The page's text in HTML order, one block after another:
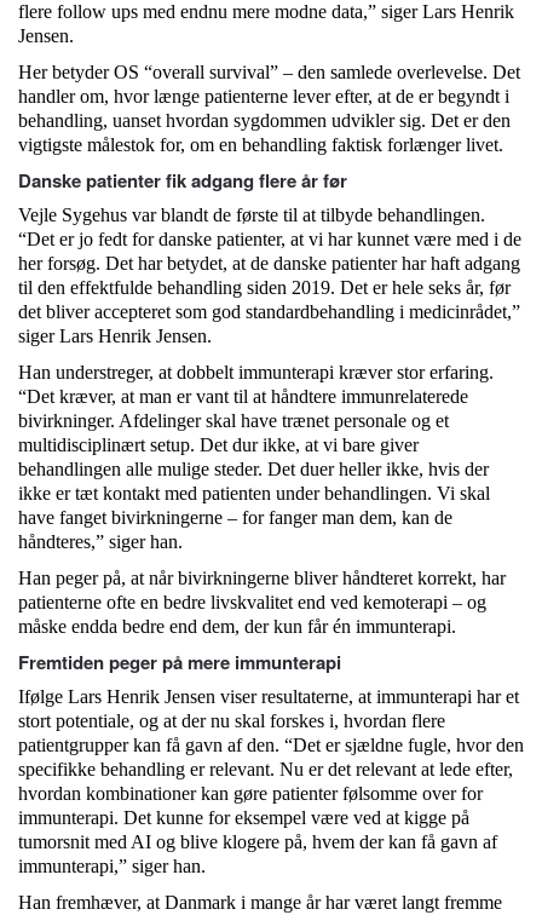
flere follow ups med endnu mere modne data,” siger Lars Henrik
Jensen.
Her betyder OS “overall survival” – den samlede overlevelse. Det
handler om, hvor længe patienterne lever efter, at de er begyndt i
behandling, uanset hvordan sygdommen udvikler sig. Det er den
vigtigste målestok for, om en behandling faktisk forlænger livet.
Danske patienter fik adgang flere år før
Vejle Sygehus var blandt de første til at tilbyde behandlingen.
“Det er jo fedt for danske patienter, at vi har kunnet være med i de
her forsøg. Det har betydet, at de danske patienter har haft adgang
til den effektfulde behandling siden 2019. Det er hele seks år, før
det bliver accepteret som god standardbehandling i medicinrådet,”
siger Lars Henrik Jensen.
Han understreger, at dobbelt immunterapi kræver stor erfaring.
“Det kræver, at man er vant til at håndtere immunrelaterede
bivirkninger. Afdelinger skal have trænet personale og et
multidisciplinært setup. Det dur ikke, at vi bare giver
behandlingen alle mulige steder. Det duer heller ikke, hvis der
ikke er tæt kontakt med patienten under behandlingen. Vi skal
have fanget bivirkningerne – for fanger man dem, kan de
håndteres,” siger han.
Han peger på, at når bivirkningerne bliver håndteret korrekt, har
patienterne ofte en bedre livskvalitet end ved kemoterapi – og
måske endda bedre end dem, der kun får én immunterapi.
Fremtiden peger på mere immunterapi
Ifølge Lars Henrik Jensen viser resultaterne, at immunterapi har et
stort potentiale, og at der nu skal forskes i, hvordan flere
patientgrupper kan få gavn af den. “Det er sjældne fugle, hvor den
specifikke behandling er relevant. Nu er det relevant at lede efter,
hvordan kombinationer kan gøre patienter følsomme over for
immunterapi. Det kunne for eksempel være ved at kigge på
tumorsnit med AI og blive klogere på, hvem der kan få gavn af
immunterapi,” siger han.
Han fremhæver, at Danmark i mange år har været langt fremme